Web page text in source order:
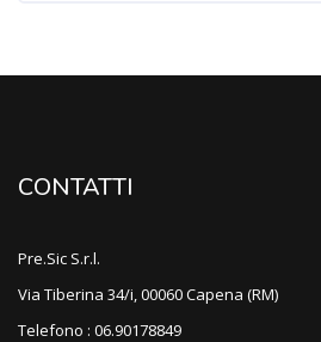
CONTATTI
Pre.Sic S.r.l.
Via Tiberina 34/i, 00060 Capena (RM)
Telefono : 06.90178849